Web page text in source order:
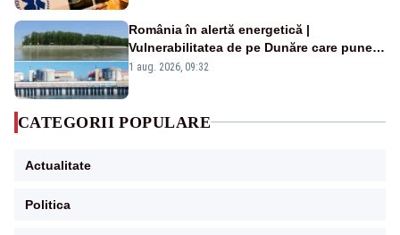
România în alertă energetică |
Vulnerabilitatea de pe Dunăre care pune
în pericol Centrala Cernavodă era
1 aug. 2026, 09:32
CATEGORII POPULARE
Actualitate
Politica